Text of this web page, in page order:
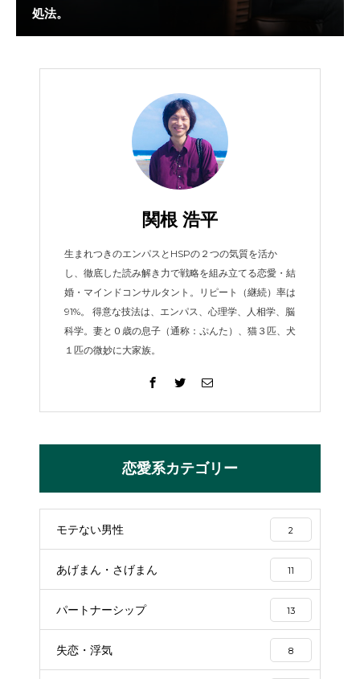
処法。
関根 浩平
生まれつきのエンパスとHSPの２つの気質を活か
し、徹底した読み解き力で戦略を組み立てる恋愛・結
婚・マインドコンサルタント。リピート（継続）率は
91%。 得意な技法は、エンパス、心理学、人相学、脳
科学。妻と０歳の息子（通称：ぷんた）、猫３匹、犬
１匹の微妙に大家族。
恋愛系カテゴリー
モテない男性 2
あげまん・さげまん 11
パートナーシップ 13
失恋・浮気 8